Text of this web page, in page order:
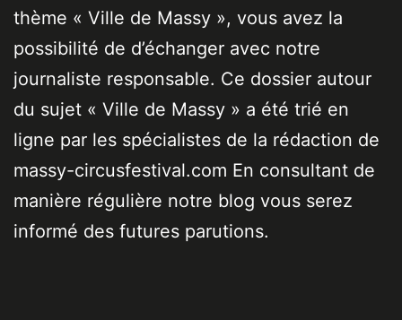
thème « Ville de Massy », vous avez la
possibilité de d’échanger avec notre
journaliste responsable. Ce dossier autour
du sujet « Ville de Massy » a été trié en
ligne par les spécialistes de la rédaction de
massy-circusfestival.com En consultant de
manière régulière notre blog vous serez
informé des futures parutions.